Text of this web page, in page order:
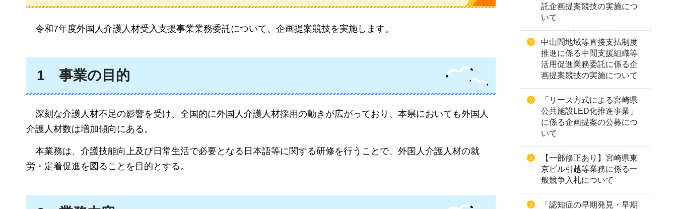
令和7年度外国人介護人材受入支援事業業務委託について、 企画提案競技を実施します。
1 事業の目的
深刻な介護人材不足の影響を受け、 全国的に外国人介護人材採用の動きが広がっており、本県においても外国人
介護人材数は増加傾向にある。
本業務は、 介護技能向上及び日常生活で必要となる日本語等に関する研修を行うことで、外国人介護人材の就
労・定着促進を図ることを目的とする。
託企画提案競技の実施につ
いて
中山間地域等直接支払制度
推進に係る中間支援組織等
活用促進業務委託に係る企
画提案競技の実施について
「リース方式による宮崎県
公共施設LED化推進事業」
に係る企画提案の公募につ
いて
【一部修正あり】宮崎県東
京ビル引越等業務に係る一
般競争入札について
「認知症の早期発見・早期